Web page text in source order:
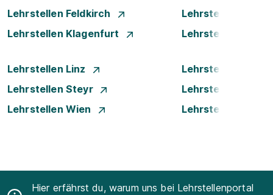
Lehrstellen Feldkirch
Lehrstellen Graz
Lehrstellen Klagenfurt
Lehrstellen
Lehrstellen Linz
Lehrstellen
Lehrstellen Steyr
Lehrstellen Traun
Lehrstellen Wien
Lehrstellen
Hier erfährst du, warum uns bei Lehrstellenportal